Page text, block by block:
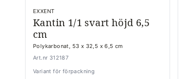
EXXENT
Kantin 1/1 svart höjd 6,5
cm
Polykarbonat, 53 x 32,5 x 6,5 cm
Art.nr 312187
Variant för förpackning